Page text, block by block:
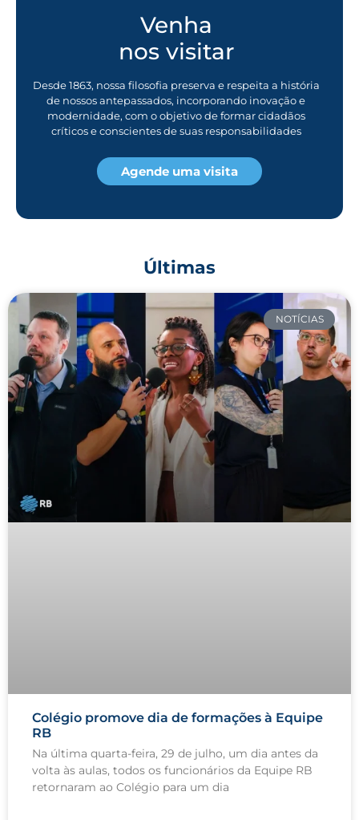
Venha
nos visitar
Desde 1863, nossa filosofia preserva e respeita a história
de nossos antepassados, incorporando inovação e
modernidade, com o objetivo de formar cidadãos
críticos e conscientes de suas responsabilidades
Agende uma visita
Últimas
NOTÍCIAS
Colégio promove dia de formações à Equipe
RB
Na última quarta-feira, 29 de julho, um dia antes da
volta às aulas, todos os funcionários da Equipe RB
retornaram ao Colégio para um dia